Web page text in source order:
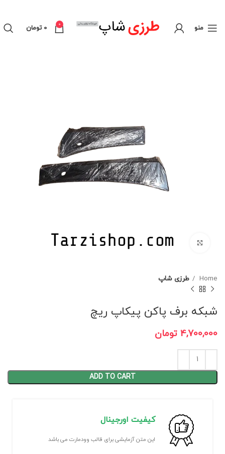
منو 0
0 تومان
برای بزرگنمایی کلیک کنید
Home طرزی شاپ
شبکه برف پاکن پیکاپ ریچ
4,700,000 تومان
ADD TO CART
کیفیت اورجینال
این متن آزمایشی برای قالب وودمارت می باشد